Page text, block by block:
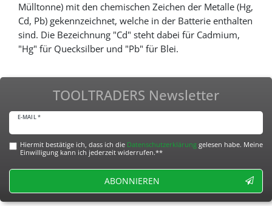
Mülltonne) mit den chemischen Zeichen der Metalle (Hg,
Cd, Pb) gekennzeichnet, welche in der Batterie enthalten
sind. Die Bezeichnung "Cd" steht dabei für Cadmium,
"Hg" für Quecksilber und "Pb" für Blei.
TOOLTRADERS Newsletter
E-MAIL *
Hiermit bestätige ich, dass ich die Daten­schutz­erklärunggelesen habe. Meine
Einwilligung kann ich jederzeit widerrufen.**
ABONNIEREN